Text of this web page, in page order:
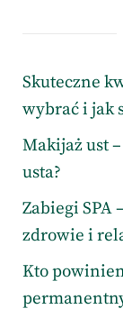
Skuteczne
wybrać i jak
Makijaż ust
usta?
Zabiegi SPA
zdrowie i
Kto